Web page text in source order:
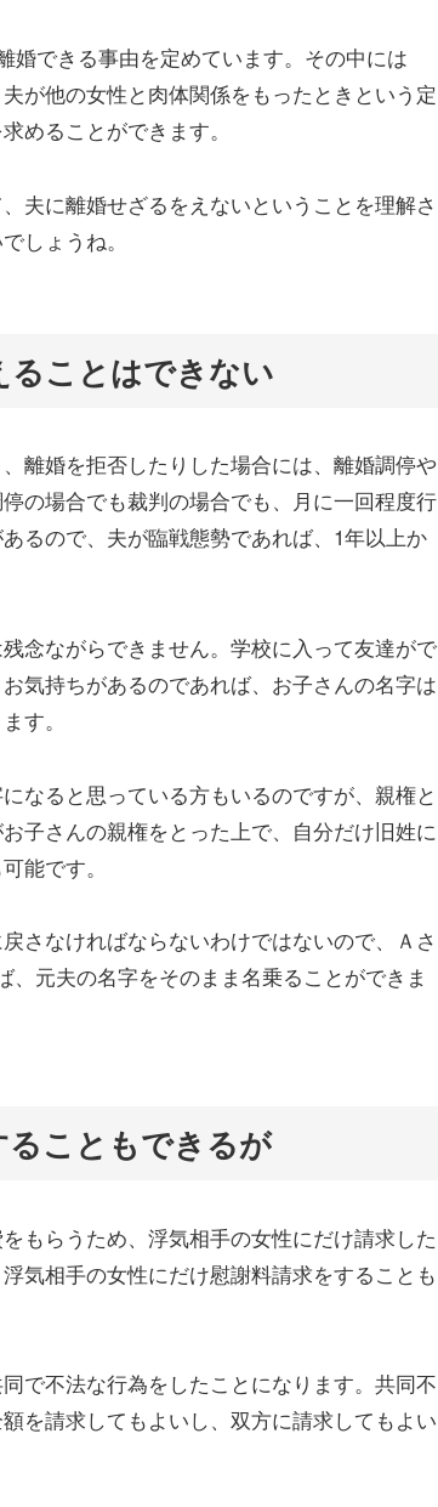
婚できる事由を定めています。その中には
が他の女性と肉体関係をもったときという定
めることができます。
夫に離婚せざるをえないということを理解さ
しょうね。
ることはできない
離婚を拒否したりした場合には、離婚調停や
の場合でも裁判の場合でも、月に一回程度行
るので、夫が臨戦態勢であれば、1年以上か
念ながらできません。学校に入って友達がで
気持ちがあるのであれば、お子さんの名字は
す。
なると思っている方もいるのですが、親権と
子さんの親権をとった上で、自分だけ旧姓に
能です。
さなければならないわけではないので、Ａさ
元夫の名字をそのまま名乗ることができま
こともできるが
もらうため、浮気相手の女性にだけ請求した
気相手の女性にだけ慰謝料請求をすることも
で不法な行為をしたことになります。共同不
を請求してもよいし、双方に請求してもよい